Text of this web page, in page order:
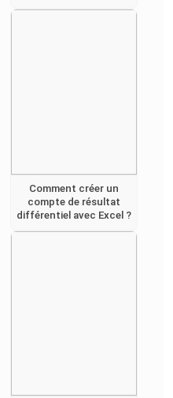
Comment créer un
compte de résultat
différentiel avec Excel ?